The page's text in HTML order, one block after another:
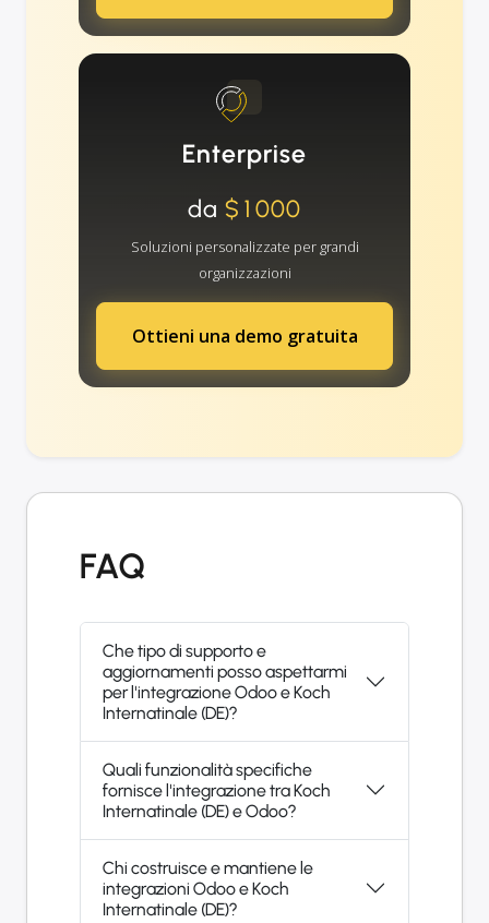
Enterprise
da$1000
Soluzioni personalizzate per grandi
organizzazioni
Ottieni una demo gratuita
FAQ
Che tipo di supporto e
aggiornamenti posso aspettarmi
per l'integrazione Odoo e Koch
Internatinale (DE)?
Quali funzionalità specifiche
fornisce l'integrazione tra Koch
Internatinale (DE) e Odoo?
Chi costruisce e mantiene le
integrazioni Odoo e Koch
Internatinale (DE)?